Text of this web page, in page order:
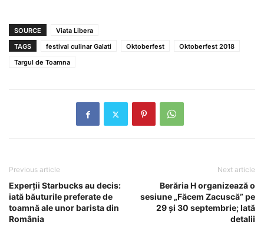
SOURCE
Viata Libera
TAGS
festival culinar Galati Oktoberfest
Oktoberfest 2018
Targul de Toamna
Previous article
Experţii Starbucks au decis:
iată băuturile preferate de
toamnă ale unor barista din
România
Next article
Berăria H organizează o
sesiune „Făcem Zacuscă” pe
29 şi 30 septembrie; Iată
detalii